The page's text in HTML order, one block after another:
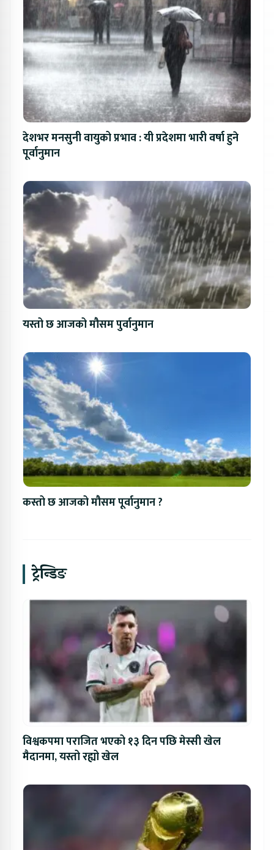
देशभर मनसुनी वायुको प्रभाव : यी प्रदेशमा भारी वर्षा हुने
पूर्वानुमान
यस्तो छ आजको मौसम पुर्वानुमान
कस्तो छ आजको मौसम पूर्वानुमान ?
ट्रेन्डिङ
विश्वकपमा पराजित भएको १३ दिन पछि मेस्सी खेल
मैदानमा, यस्तो रह्यो खेल